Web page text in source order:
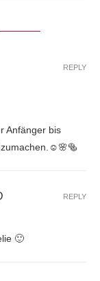
Anfänger bis
REPLY
🙂
REPLY